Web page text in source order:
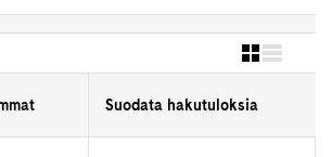
Suodata hakutuloksia